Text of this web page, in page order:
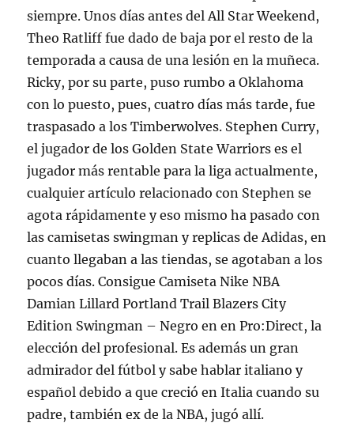
siempre. Unos días antes del All Star Weekend,
Theo Ratliff fue dado de baja por el resto de la
temporada a causa de una lesión en la muñeca.
Ricky, por su parte, puso rumbo a Oklahoma
con lo puesto, pues, cuatro días más tarde, fue
traspasado a los Timberwolves. Stephen Curry,
el jugador de los Golden State Warriors es el
jugador más rentable para la liga actualmente,
cualquier artículo relacionado con Stephen se
agota rápidamente y eso mismo ha pasado con
las camisetas swingman y replicas de Adidas, en
cuanto llegaban a las tiendas, se agotaban a los
pocos días. Consigue Camiseta Nike NBA
Damian Lillard Portland Trail Blazers City
Edition Swingman – Negro en en Pro:Direct, la
elección del profesional. Es además un gran
admirador del fútbol y sabe hablar italiano y
español debido a que creció en Italia cuando su
padre, también ex de la NBA, jugó allí.